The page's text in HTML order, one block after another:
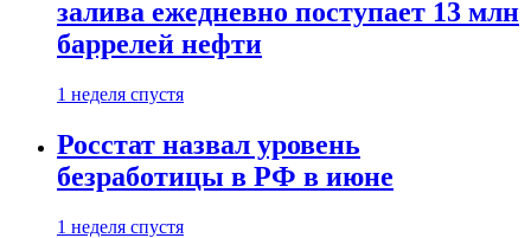
залива ежедневно поступает 13 млн
баррелей нефти
1 неделя спустя
Росстат назвал уровень
безработицы в РФ в июне
1 неделя спустя